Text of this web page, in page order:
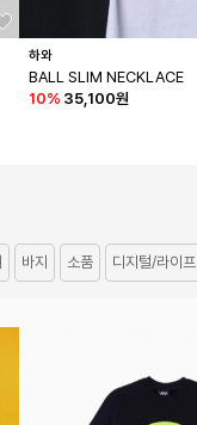
하와
BALL SLIM NECKLACE
10% 35,100원
바지 소품 디지털/라이프